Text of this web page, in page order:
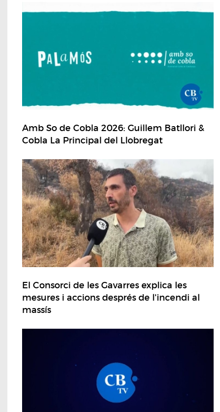
Amb So de Cobla 2026: Guillem Batllori &
Cobla La Principal del Llobregat
El Consorci de les Gavarres explica les
mesures i accions després de l'incendi al
massís